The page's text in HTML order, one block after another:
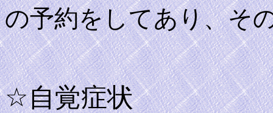
の予約をしてあり、そ
☆自覚症状